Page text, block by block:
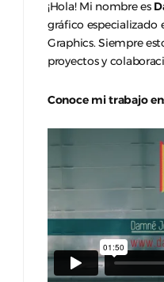
¡Hola! Mi nombre es
gráfico
Graphics. Siempre
proyectos y
Conoce mi trabajo